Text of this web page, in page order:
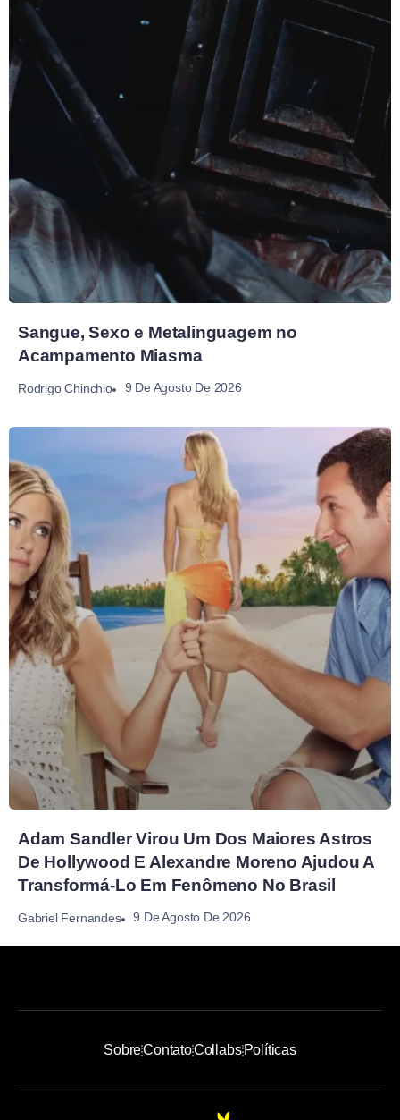
Sangue, Sexo e Metalinguagem no
Acampamento Miasma
Rodrigo Chinchio 9 De Agosto De 2026
Adam Sandler Virou Um Dos Maiores Astros
De Hollywood E Alexandre Moreno Ajudou A
Transformá-Lo Em Fenômeno No Brasil
Gabriel Fernandes 9 De Agosto De 2026
SobreContatoCollabsPolíticas